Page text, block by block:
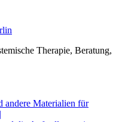
Therapie, Beratung,
andere Materialien für